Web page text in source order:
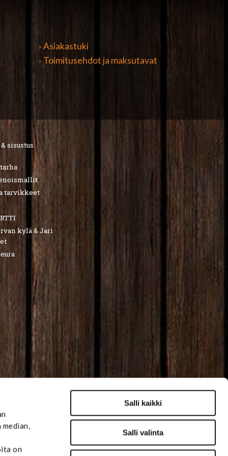
median,
on
Salli kaikki
Salli valinta
› Asiakastuki
› Toimitusehdot ja maksutavat
sisustus
tarvikkeet
kylä & Jari